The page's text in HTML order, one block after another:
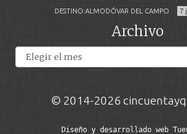
DESTINO:ALMODÓVAR DEL CAMPO 7
Archivo
© 2014-2026
Diseño y desarrollado web